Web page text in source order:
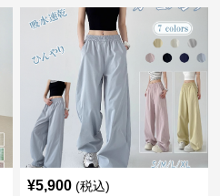
¥5,900 (税込)